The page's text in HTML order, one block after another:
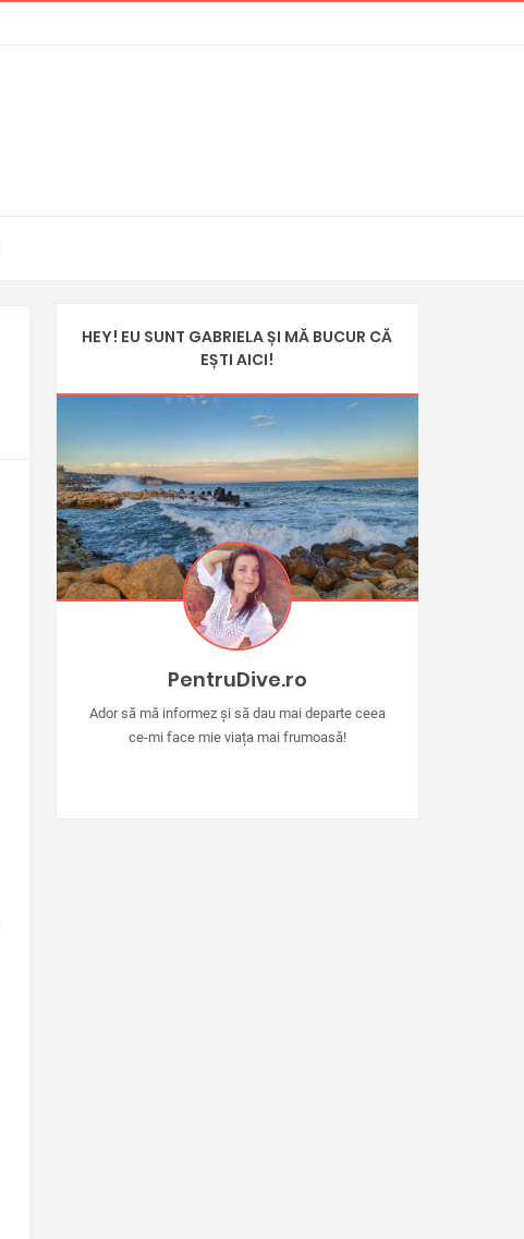
HEY! EU SUNT GABRIELA ȘI MĂ BUCUR CĂ
EȘTI AICI!
PentruDive.ro
Ador să mă informez și să dau mai departe ceea
ce-mi face mie viața mai frumoasă!